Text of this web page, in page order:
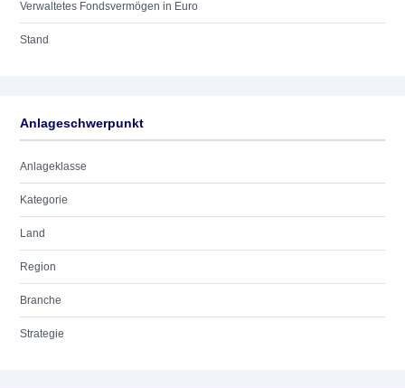
Verwaltetes Fondsvermögen in Euro
Stand
Anlageschwerpunkt
Anlageklasse
Kategorie
Land
Region
Branche
Strategie